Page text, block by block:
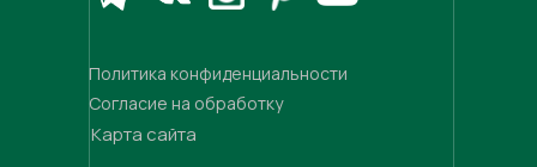
Политика конфиденциальности
Согласие на обработку
Карта сайта